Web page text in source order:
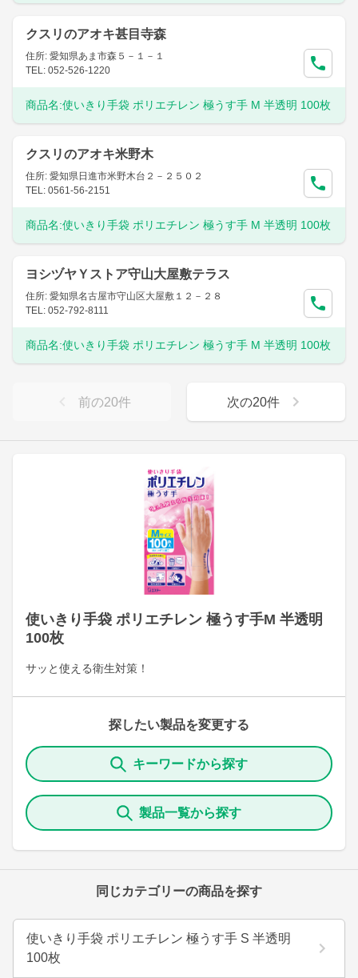
使いきり手袋 ポリエチレン 極うす手M 半透明
100枚
サッと使える衛生対策！
探したい製品を変更する
キーワードから探す
製品一覧から探す
同じカテゴリーの商品を探す
使いきり手袋 ポリエチレン 極うす手 S 半透明
100枚
クスリのアオキ甚目寺森
住所: 愛知県あま市森５－１－１
TEL: 052-526-1220
商品名:使いきり手袋 ポリエチレン 極うす手 M 半透明 100枚
クスリのアオキ米野木
住所: 愛知県日進市米野木台２－２５０２
TEL: 0561-56-2151
商品名:使いきり手袋 ポリエチレン 極うす手 M 半透明 100枚
ヨシヅヤＹストア守山大屋敷テラス
住所: 愛知県名古屋市守山区大屋敷１２－２８
TEL: 052-792-8111
商品名:使いきり手袋 ポリエチレン 極うす手 M 半透明 100枚
前の20件 次の20件